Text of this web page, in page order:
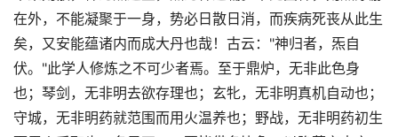
在外，不能凝聚于一身，势必日散日消，而疾病死丧从此生
矣，又安能蕴诸内而成大丹也哉！古云："神归者，炁自
伏。"此学人修炼之不可少者焉。至于鼎炉，无非此色身
也；琴剑，无非明去欲存理也；玄牝，无非明真机自动也；
守城，无非明药就范围而用火温养也；野战，无非明药初生